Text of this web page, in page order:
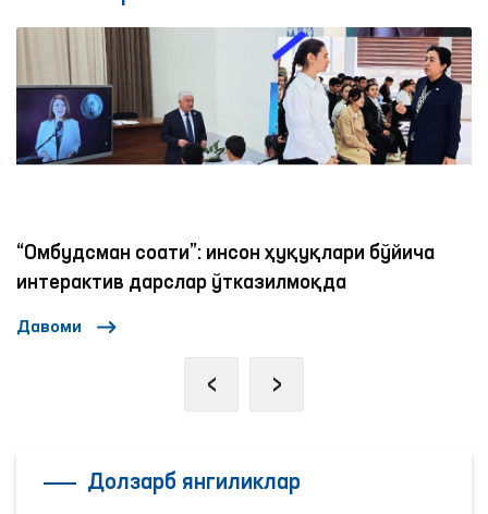
“Омбудсман соати”: инсон ҳуқуқлари бўйича
интерактив дарслар ўтказилмоқда
Давоми
‹ ›
Долзарб янгиликлар